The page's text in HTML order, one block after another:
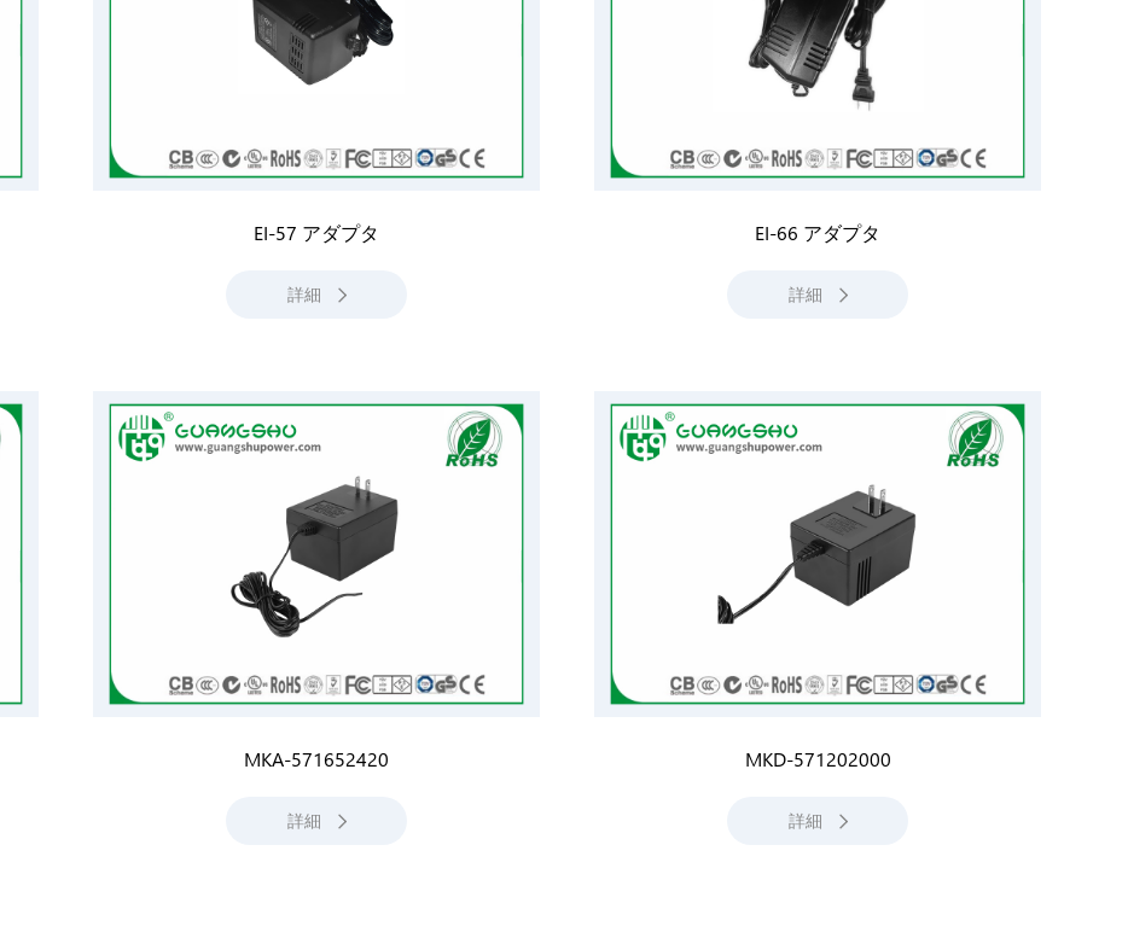
EI-57 アダプタ
詳細
EI-66 アダプタ
詳細
MKA-571652420
詳細
MKD-571202000
詳細